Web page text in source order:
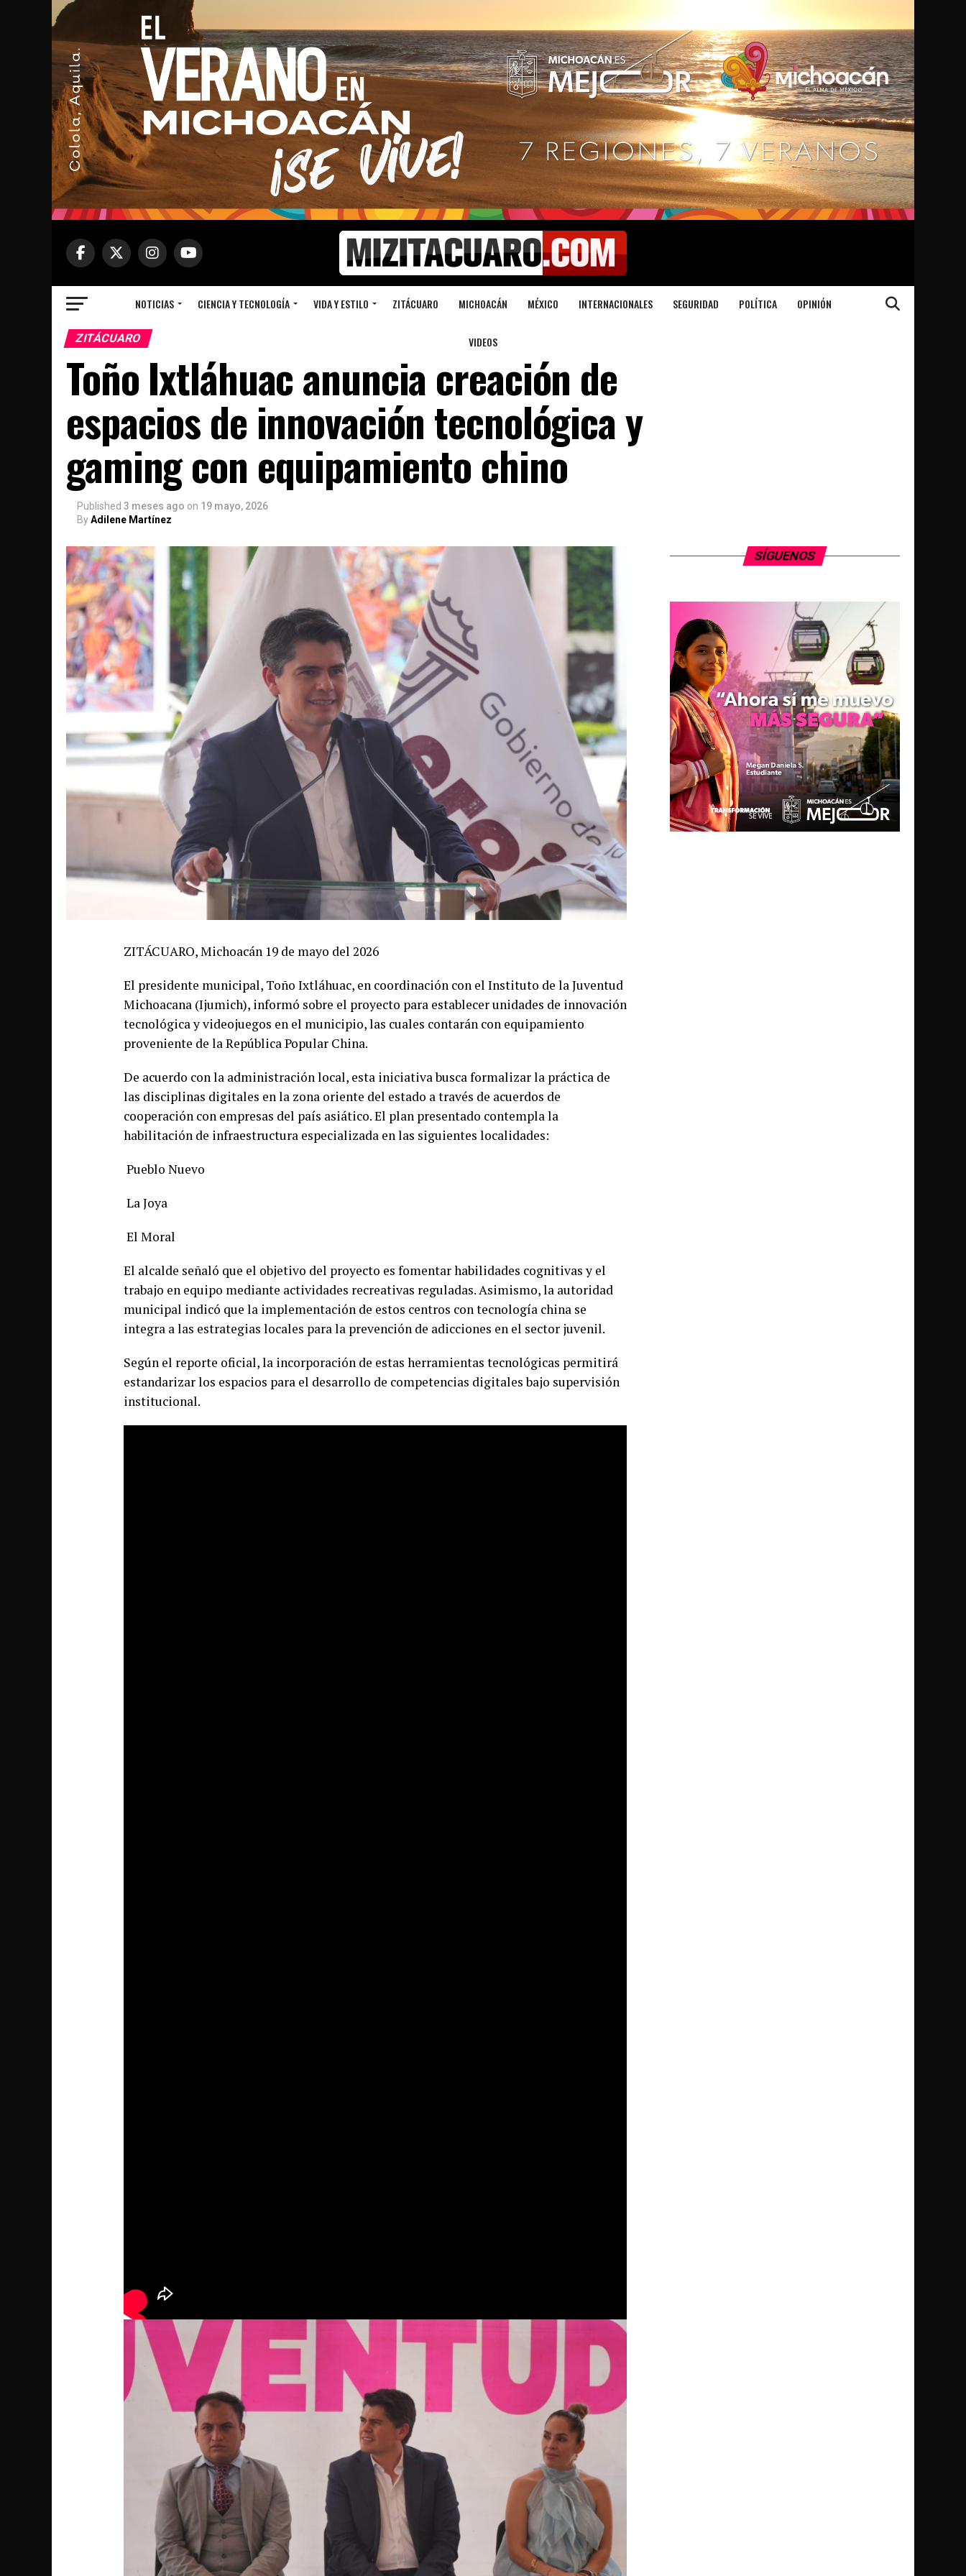
NOTICIAS CIENCIA Y TECNOLOGÍA VIDA Y ESTILO ZITÁCUARO MICHOACÁN MÉXICO INTERNACIONALES SEGURIDAD POLÍTICA OPINIÓN
VIDEOS
ZITÁCUARO
Toño Ixtláhuac anuncia creación de
espacios de innovación tecnológica y
gaming con equipamiento chino
Published 3 meses ago on 19 mayo, 2026
ByAdilene Martínez
ZITÁCUARO, Michoacán 19 de mayo del 2026
El presidente municipal, Toño Ixtláhuac, en coordinación con el Instituto de la Juventud
Michoacana (Ijumich), informó sobre el proyecto para establecer unidades de innovación
tecnológica y videojuegos en el municipio, las cuales contarán con equipamiento
proveniente de la República Popular China.
De acuerdo con la administración local, esta iniciativa busca formalizar la práctica de
las disciplinas digitales en la zona oriente del estado a través de acuerdos de
cooperación con empresas del país asiático. El plan presentado contempla la
habilitación de infraestructura especializada en las siguientes localidades:
Pueblo Nuevo
La Joya
El Moral
El alcalde señaló que el objetivo del proyecto es fomentar habilidades cognitivas y el
trabajo en equipo mediante actividades recreativas reguladas. Asimismo, la autoridad
municipal indicó que la implementación de estos centros con tecnología china se
integra a las estrategias locales para la prevención de adicciones en el sector juvenil.
Según el reporte oficial, la incorporación de estas herramientas tecnológicas permitirá
estandarizar los espacios para el desarrollo de competencias digitales bajo supervisión
institucional.
SÍGUENOS